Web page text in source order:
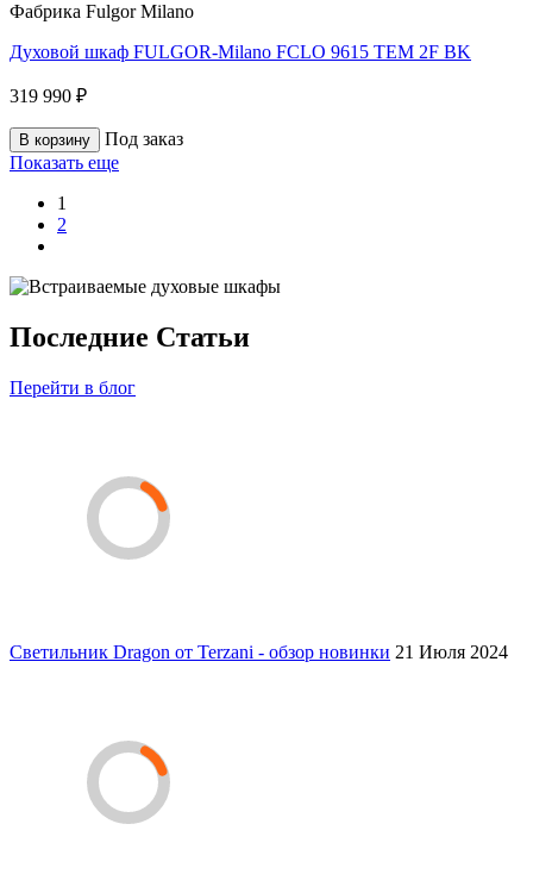
Фабрика Fulgor Milano
Духовой шкаф FULGOR-Milano FCLO 9615 TEM 2F BK
319 990 ₽
В корзину
Под заказ
Показать еще
1
2
Последние Статьи
Перейти в блог
Светильник Dragon от Terzani - обзор новинки 21 Июля 2024